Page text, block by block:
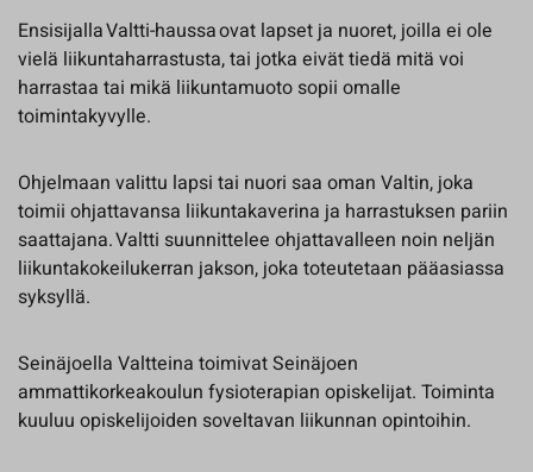
Ensisijalla Valtti-haussa ovat lapset ja nuoret, joilla ei ole
vielä liikuntaharrastusta, tai jotka eivät tiedä mitä voi
harrastaa tai mikä liikuntamuoto sopii omalle
toimintakyvylle.
Ohjelmaan valittu lapsi tai nuori saa oman Valtin, joka
toimii ohjattavansa liikuntakaverina ja harrastuksen pariin
saattajana. Valtti suunnittelee ohjattavalleen noin neljän
liikuntakokeilukerran jakson, joka toteutetaan pääasiassa
syksyllä.
Seinäjoella Valtteina toimivat Seinäjoen
ammattikorkeakoulun fysioterapian opiskelijat. Toiminta
kuuluu opiskelijoiden soveltavan liikunnan opintoihin.